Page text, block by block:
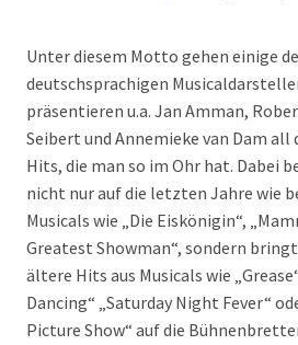
Unter diesem Motto gehen einige
deutschsprachigen
präsentieren u.a. Jan Amman,
Seibert und Annemieke van Dam all
Hits, die man so im Ohr hat. Dabei
nicht nur auf die letzten Jahre wie
Musicals wie „Die Eiskönigin“,
Greatest Showman“, sondern
ältere Hits aus Musicals wie
Dancing“ „Saturday Night Fever“
Picture Show“ auf die